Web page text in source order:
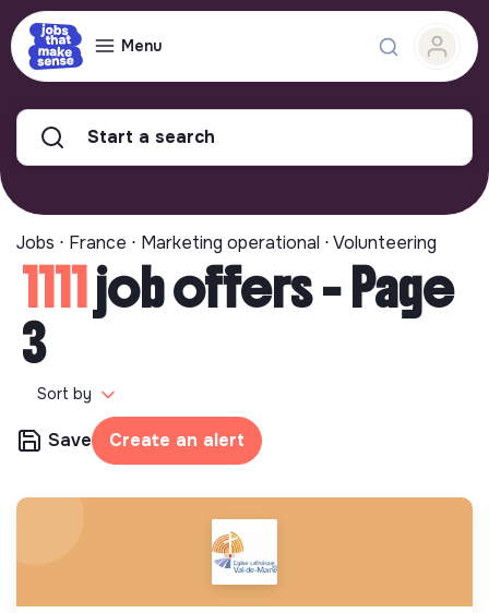
Menu
Start a search
Jobs ⋅ France ⋅ Marketing operational ⋅ Volunteering
1111job offers - Page
3
Sort by
Save Create an alert